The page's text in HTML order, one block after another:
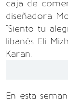
caja de
diseñadora
"Siento tu
libanés Eli
Karan.
En esta